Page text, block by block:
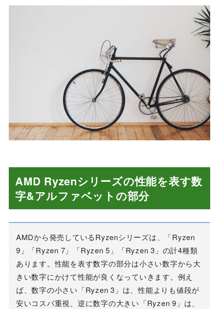
AMD Ryzenシリーズの性能を表す数
字&アルファベットの部分
AMDから発売しているRyzenシリーズは、「Ryzen
9」「Ryzen 7」「Ryzen 5」「Ryzen 3」の計4種類
あります。性能を表す数字の部分は小さい数字から大
きい数字にかけて性能が良くなっていきます。例え
ば、数字の小さい「Ryzen 3」は、性能よりも値段が
安いコスパ重視、逆に数字の大きい「Ryzen 9」は、